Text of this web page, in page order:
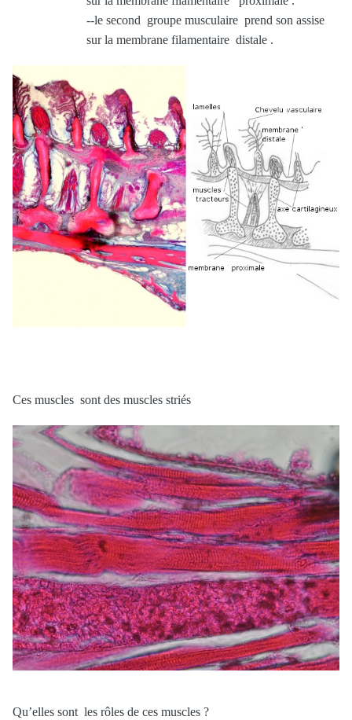
--le second groupe musculaire prend son assise
sur la membrane filamentaire distale .
Ces muscles sont des muscles striés
Qu’elles sont les rôles de ces muscles ?